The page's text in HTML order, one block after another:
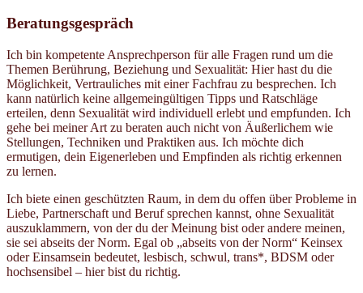
Beratungsgespräch
Ich bin kompetente Ansprechperson für alle Fragen rund um die
Themen Berührung, Beziehung und Sexualität: Hier hast du die
Möglichkeit, Vertrauliches mit einer Fachfrau zu besprechen. Ich
kann natürlich keine allgemeingültigen Tipps und Ratschläge
erteilen, denn Sexualität wird individuell erlebt und empfunden. Ich
gehe bei meiner Art zu beraten auch nicht von Äußerlichem wie
Stellungen, Techniken und Praktiken aus. Ich möchte dich
ermutigen, dein Eigenerleben und Empfinden als richtig erkennen
zu lernen.
Ich biete einen geschützten Raum, in dem du offen über Probleme in
Liebe, Partnerschaft und Beruf sprechen kannst, ohne Sexualität
auszuklammern, von der du der Meinung bist oder andere meinen,
sie sei abseits der Norm. Egal ob „abseits von der Norm“ Keinsex
oder Einsamsein bedeutet, lesbisch, schwul, trans*, BDSM oder
hochsensibel – hier bist du richtig.